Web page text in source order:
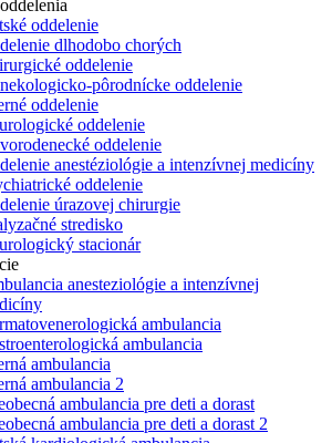
oddelenie
dlhodobo chorých
oddelenie
pôrodnícke oddelenie
oddelenie
oddelenie
oddelenie
anestéziológie a intenzívnej medicíny
oddelenie
úrazovej chirurgie
stredisko
stacionár
anesteziológie a intenzívnej
ambulancia
ambulancia
ambulancia
ambulancia 2
ambulancia pre deti a dorast
ambulancia pre deti a dorast 2